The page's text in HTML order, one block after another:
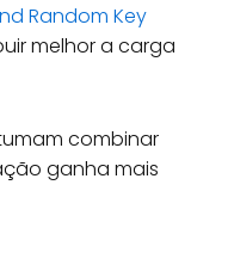
Random Key
melhor a carga
combinar
ganha mais